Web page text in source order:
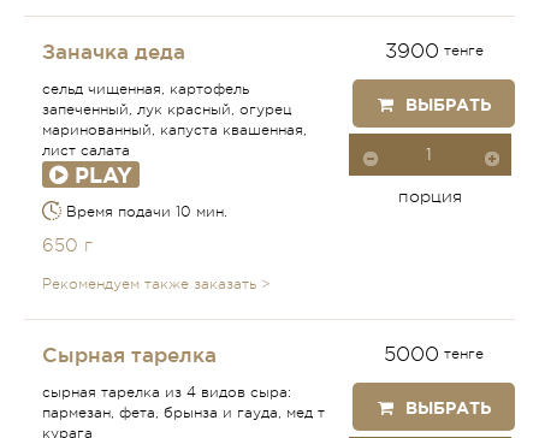
Заначка деда
сельд чищенная, картофель
запеченный, лук красный, огурец
маринованный, капуста квашенная,
лист салата
PLAY
Время подачи 10 мин.
650 г
Рекомендуем также заказать >
3900 тенге
ВЫБРАТЬ
порция
Сырная тарелка
сырная тарелка из 4 видов сыра:
пармезан, фета, брынза и гауда, мед т
курага
5000 тенге
ВЫБРАТЬ